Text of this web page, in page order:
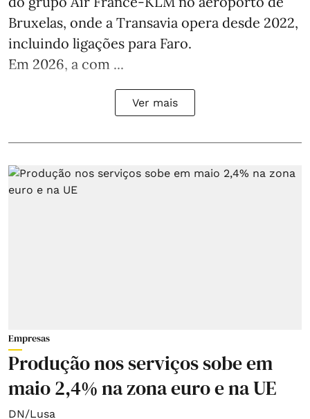
Bruxelas, onde a Transavia opera desde 2022,
incluindo ligações para Faro.
Em 2026, a com ...
Ver mais
Empresas
Produção nos serviços sobe em
maio 2,4% na zona euro e na UE
DN/Lusa